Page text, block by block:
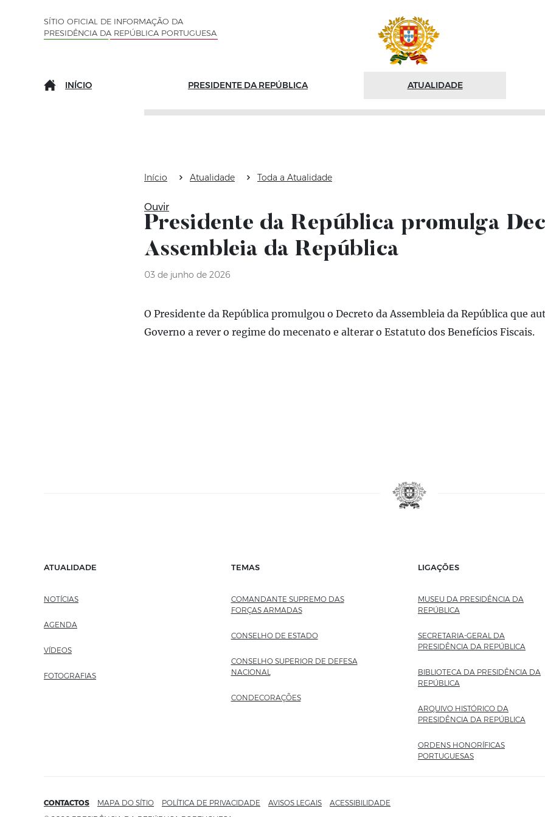
SÍTIO OFICIAL DE INFORMAÇÃO DA
PRESIDÊNCIA DA REPÚBLICA PORTUGUESA
INÍCIO PRESIDENTE DA REPÚBLICA ATUALIDADE
Início Atualidade Toda a Atualidade
Ouvir
Presidente da República promulga
Assembleia da República
03 de junho de 2026
O Presidente da República promulgou o Decreto da Assembleia da República que
Governo a rever o regime do mecenato e alterar o Estatuto dos Benefícios Fiscais.
ATUALIDADE
NOTÍCIAS
AGENDA
VÍDEOS
FOTOGRAFIAS
TEMAS
COMANDANTE SUPREMO DAS
FORÇAS ARMADAS
CONSELHO DE ESTADO
CONSELHO SUPERIOR DE DEFESA
NACIONAL
CONDECORAÇÕES
LIGAÇÕES
MUSEU DA PRESIDÊNCIA DA
REPÚBLICA
SECRETARIA-GERAL DA
PRESIDÊNCIA DA REPÚBLICA
BIBLIOTECA DA PRESIDÊNCIA DA
REPÚBLICA
ARQUIVO HISTÓRICO DA
PRESIDÊNCIA DA REPÚBLICA
ORDENS HONORÍFICAS
PORTUGUESAS
CONTACTOS MAPA DO SÍTIO POLÍTICA DE PRIVACIDADE AVISOS LEGAIS
ACESSIBILIDADE